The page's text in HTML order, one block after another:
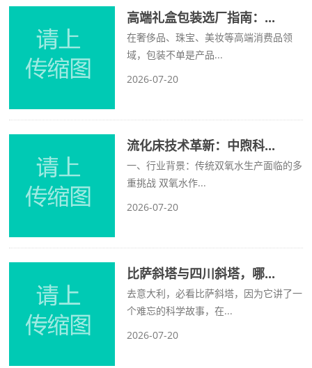
高端礼盒包装选厂指南：...
在奢侈品、珠宝、美妆等高端消费品领
域，包装不单是产品...
2026-07-20
流化床技术革新：中煦科...
一、行业背景：传统双氧水生产面临的多
重挑战 双氧水作...
2026-07-20
比萨斜塔与四川斜塔，哪...
去意大利，必看比萨斜塔，因为它讲了一
个难忘的科学故事，在...
2026-07-20